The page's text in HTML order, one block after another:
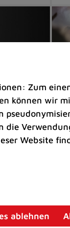
Zum
können wir
Website
ablehnen